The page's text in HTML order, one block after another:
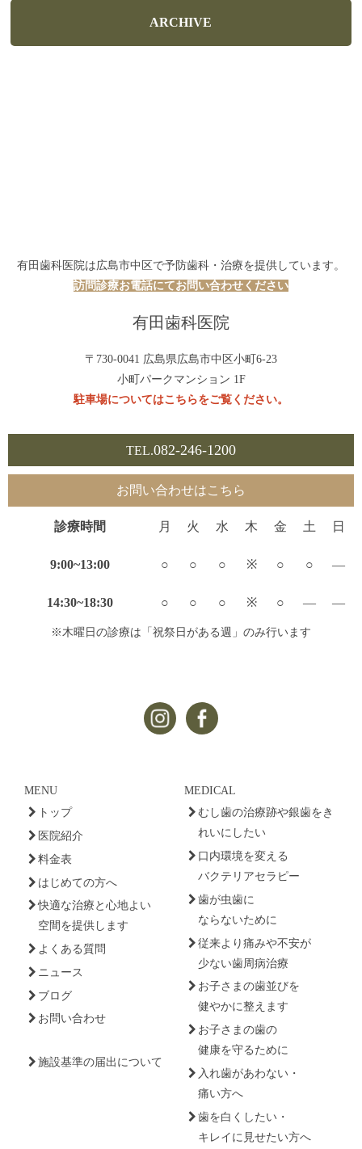
ARCHIVE
有田歯科医院は広島市中区で予防歯科・治療を提供しています。
訪問診療お電話にてお問い合わせください
有田歯科医院
〒730-0041 広島県広島市中区小町6-23
小町パークマンション 1F
駐車場についてはこちらをご覧ください。
TEL.082-246-1200
お問い合わせはこちら
診療時間 月 火 水 木 金 土 日
9:00~13:00 ○ ○ ○ ※ ○ ○ —
14:30~18:30 ○ ○ ○ ※ ○ — —
※木曜日の診療は「祝祭日がある週」のみ行います
MENU
トップ
医院紹介
料金表
はじめての方へ
快適な治療と心地よい
空間を提供します
よくある質問
ニュース
ブログ
お問い合わせ
施設基準の届出について
MEDICAL
むし歯の治療跡や銀歯をき
れいにしたい
口内環境を変える
バクテリアセラピー
歯が虫歯に
ならないために
従来より痛みや不安が
少ない歯周病治療
お子さまの歯並びを
健やかに整えます
お子さまの歯の
健康を守るために
入れ歯があわない・
痛い方へ
歯を白くしたい・
キレイに見せたい方へ